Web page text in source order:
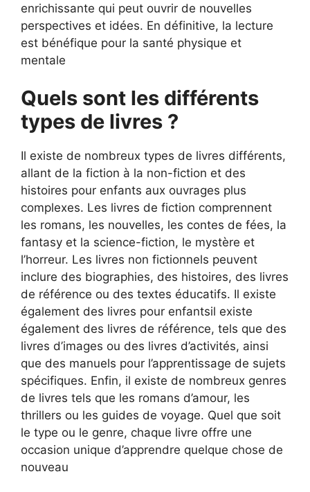
enrichissante qui peut ouvrir de nouvelles
perspectives et idées. En définitive, la lecture
est bénéfique pour la santé physique et
mentale
Quels sont les différents
types de livres ?
Il existe de nombreux types de livres différents,
allant de la fiction à la non-fiction et des
histoires pour enfants aux ouvrages plus
complexes. Les livres de fiction comprennent
les romans, les nouvelles, les contes de fées, la
fantasy et la science-fiction, le mystère et
l’horreur. Les livres non fictionnels peuvent
inclure des biographies, des histoires, des livres
de référence ou des textes éducatifs. Il existe
également des livres pour enfantsil existe
également des livres de référence, tels que des
livres d’images ou des livres d’activités, ainsi
que des manuels pour l’apprentissage de sujets
spécifiques. Enfin, il existe de nombreux genres
de livres tels que les romans d’amour, les
thrillers ou les guides de voyage. Quel que soit
le type ou le genre, chaque livre offre une
occasion unique d’apprendre quelque chose de
nouveau